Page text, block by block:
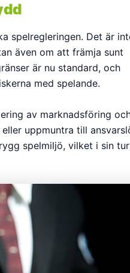
spelregleringen. Det är
även om att främja sunt
är nu standard, och
med spelande.
av marknadsföring
uppmuntra till
spelmiljö, vilket i sin